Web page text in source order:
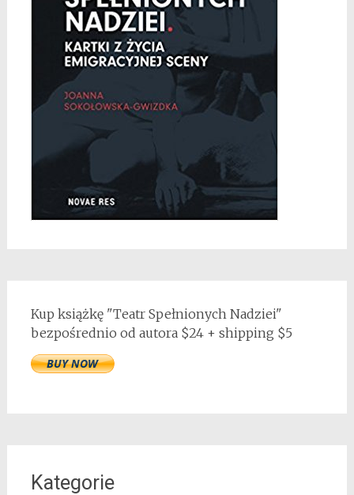
Kup książkę "Teatr Spełnionych Nadziei"
bezpośrednio od autora $24 + shipping $5
Kategorie